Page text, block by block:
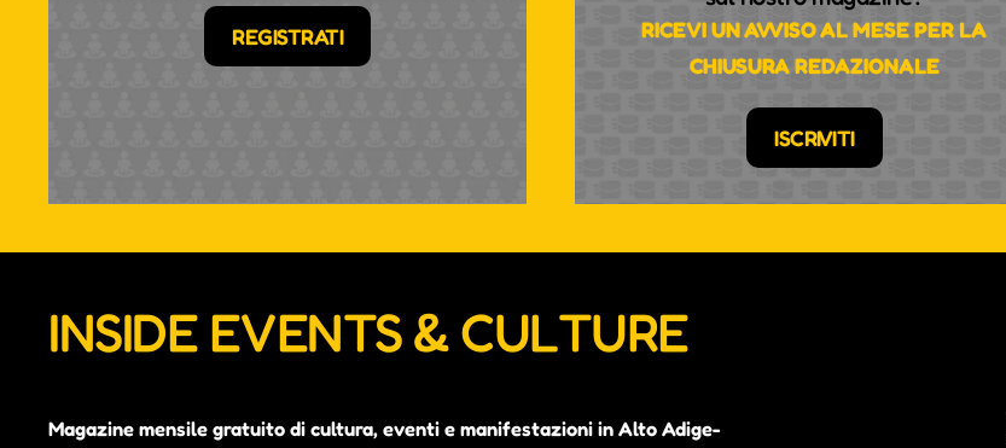
REGISTRATI
RICEVI UN AVVISO AL MESE PER LA
CHIUSURA REDAZIONALE
ISCRIVITI
INSIDE EVENTS & CULTURE
Magazine mensile gratuito di cultura, eventi e manifestazioni in Alto Adige-